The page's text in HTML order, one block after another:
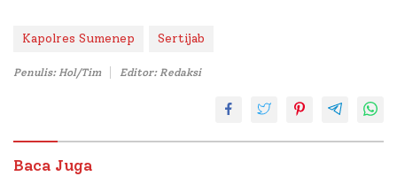
Kapolres Sumenep Sertijab
Penulis: Hol/Tim Editor: Redaksi
Baca Juga